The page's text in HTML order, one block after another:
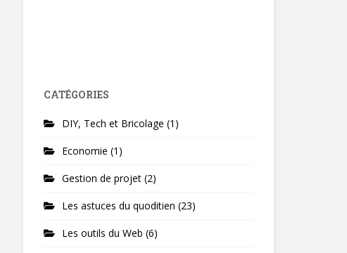
CATÉGORIES
DIY, Tech et Bricolage (1)
Economie (1)
Gestion de projet (2)
Les astuces du quoditien (23)
Les outils du Web (6)